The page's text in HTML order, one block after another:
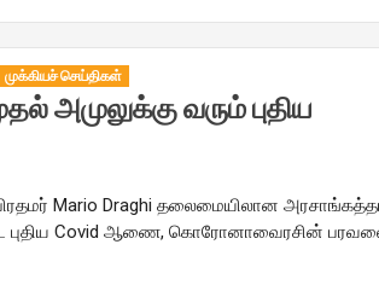
முக்கியச் செய்திகள்
அமுலுக்கு வரும் புதிய
Mario Draghi தலைமையிலான
புதிய Covid ஆணை, கொரோனாவைரசின்